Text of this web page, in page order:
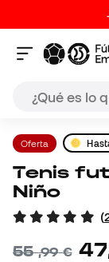
Oferta
Tenis futsal Munich G-3 Profit
Niño
(
55,99 € 47